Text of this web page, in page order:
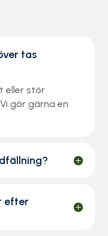
tas
eller stör
gör gärna en
efter